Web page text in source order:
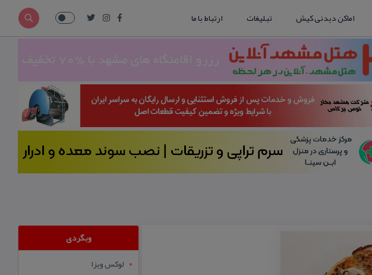
اماکن دیدنی کیش تبلیغات ارتباط با ما
وبگردی
لوکس ویزا